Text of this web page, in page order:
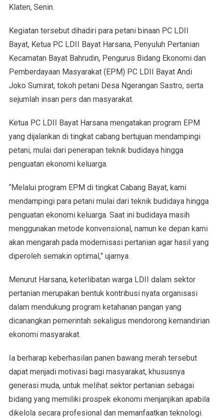
Klaten, Senin.
Kegiatan tersebut dihadiri para petani binaan PC LDII
Bayat, Ketua PC LDII Bayat Harsana, Penyuluh Pertanian
Kecamatan Bayat Bahrudin, Pengurus Bidang Ekonomi dan
Pemberdayaan Masyarakat (EPM) PC LDII Bayat Andi
Joko Sumirat, tokoh petani Desa Ngerangan Sastro, serta
sejumlah insan pers dan masyarakat.
Ketua PC LDII Bayat Harsana mengatakan program EPM
yang dijalankan di tingkat cabang bertujuan mendampingi
petani, mulai dari penerapan teknik budidaya hingga
penguatan ekonomi keluarga.
“Melalui program EPM di tingkat Cabang Bayat, kami
mendampingi para petani mulai dari teknik budidaya hingga
penguatan ekonomi keluarga. Saat ini budidaya masih
menggunakan metode konvensional, namun ke depan kami
akan mengarah pada modernisasi pertanian agar hasil yang
diperoleh semakin optimal,” ujarnya.
Menurut Harsana, keterlibatan warga LDII dalam sektor
pertanian merupakan bentuk kontribusi nyata organisasi
dalam mendukung program ketahanan pangan yang
dicanangkan pemerintah sekaligus mendorong kemandirian
ekonomi masyarakat.
Ia berharap keberhasilan panen bawang merah tersebut
dapat menjadi motivasi bagi masyarakat, khususnya
generasi muda, untuk melihat sektor pertanian sebagai
bidang yang memiliki prospek ekonomi menjanjikan apabila
dikelola secara profesional dan memanfaatkan teknologi.